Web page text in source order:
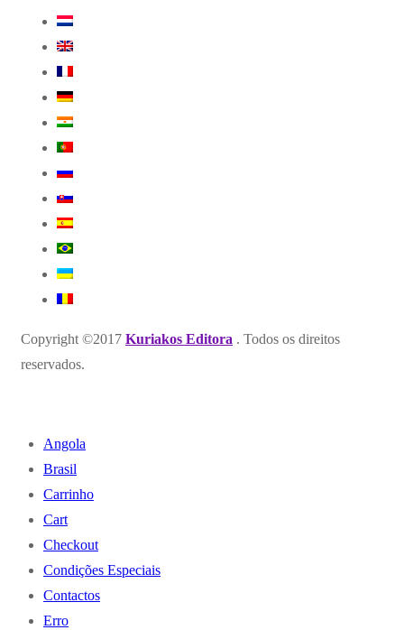
Copyright ©2017 Kuriakos Editora . Todos os direitos
reservados.
Angola
Brasil
Carrinho
Cart
Checkout
Condições Especiais
Contactos
Erro